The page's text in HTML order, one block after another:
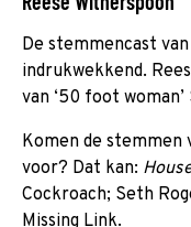
De stemmencast van
indrukwekkend.
van ‘50 foot woman’
Komen de stemmen
voor? Dat kan:
Cockroach; Seth
Missing Link.